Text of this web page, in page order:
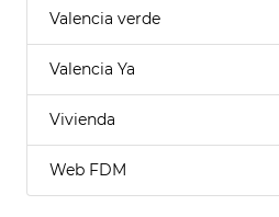
Valencia verde
Valencia Ya
Vivienda
Web FDM